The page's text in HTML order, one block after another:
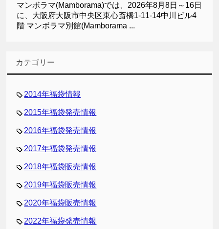
マンボラマ(Mamborama)では、2026年8月8日～16日
に、大阪府大阪市中央区東心斎橋1-11-14中川ビル4
階 マンボラマ別館(Mamborama ...
カテゴリー
2014年福袋情報
2015年福袋発売情報
2016年福袋発売情報
2017年福袋発売情報
2018年福袋販売情報
2019年福袋販売情報
2020年福袋販売情報
2022年福袋発売情報